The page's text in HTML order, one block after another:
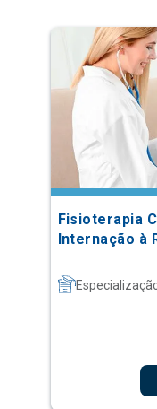
Fisioterapia
Internação à